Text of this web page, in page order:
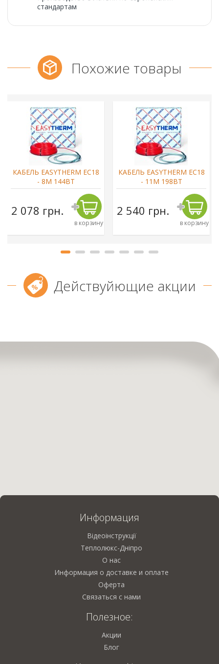
стандартам
Похожие товары
КАБЕЛЬ EASYTHERM EC18
- 8М 144ВТ
2 078 грн.
в корзину
КАБЕЛЬ EASYTHERM EC18
- 11М 198ВТ
2 540 грн.
в корзину
Действуйющие акции
Информация
Відеоінструкції
Теплолюкс-Дніпро
О нас
Информация о доставке и оплате
Оферта
Связаться с нами
Полезное:
Акции
Блог